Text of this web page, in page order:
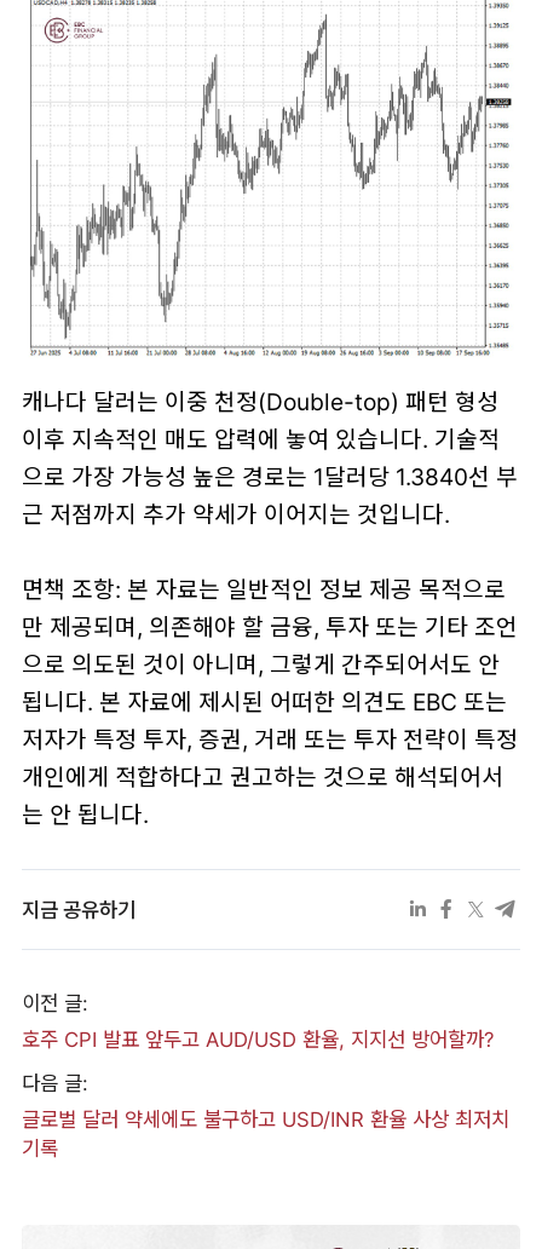
캐나다 달러는 이중 천정(Double-top) 패턴 형성
이후 지속적인 매도 압력에 놓여 있습니다. 기술적
으로 가장 가능성 높은 경로는 1달러당 1.3840선 부
근 저점까지 추가 약세가 이어지는 것입니다.
면책 조항: 본 자료는 일반적인 정보 제공 목적으로
만 제공되며, 의존해야 할 금융, 투자 또는 기타 조언
으로 의도된 것이 아니며, 그렇게 간주되어서도 안
됩니다. 본 자료에 제시된 어떠한 의견도 EBC 또는
저자가 특정 투자, 증권, 거래 또는 투자 전략이 특정
개인에게 적합하다고 권고하는 것으로 해석되어서
는 안 됩니다.
지금 공유하기
이전 글:
호주 CPI 발표 앞두고 AUD/USD 환율, 지지선 방어할까?
다음 글:
글로벌 달러 약세에도 불구하고 USD/INR 환율 사상 최저치
기록